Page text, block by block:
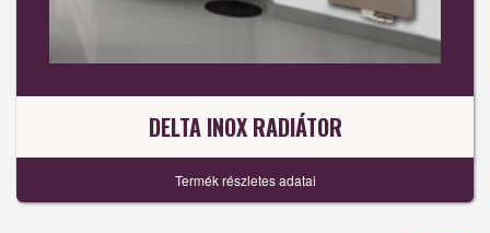
DELTA INOX RADIÁTOR
Termék részletes adatai